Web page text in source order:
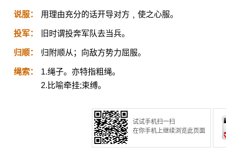
说服： 用理由充分的话开导对方﹐使之心服。
投军： 旧时谓投奔军队去当兵。
归顺： 归附顺从；向敌方势力屈服。
绳索：
1.绳子。亦特指粗绳。
2.比喻牵挂;束缚。
试试手机扫一扫
在你手机上继续浏览此页面